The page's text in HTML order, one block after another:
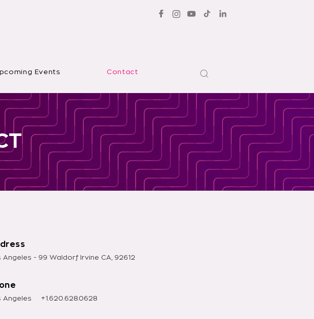
Events Contact
Angeles - 99 Waldorf Irvine CA, 92612
Angeles +1.620.628.0628